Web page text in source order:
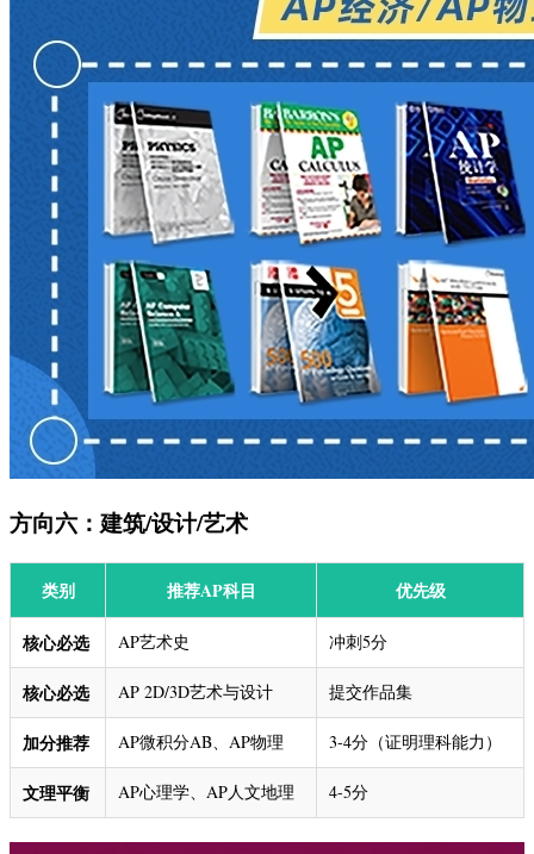
方向六：建筑/设计/艺术
类别 推荐AP科目 优先级
核心必选 AP艺术史 冲刺5分
核心必选 AP 2D/3D艺术与设计 提交作品集
加分推荐 AP微积分AB、AP物理 3-4分（证明理科能力）
文理平衡 AP心理学、AP人文地理 4-5分